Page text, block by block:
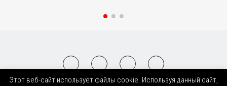
Этот веб-сайт использует файлы cookie. Используя данный сайт,